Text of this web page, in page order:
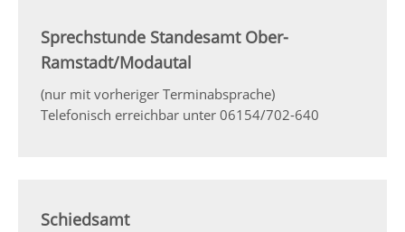
Sprechstunde Standesamt Ober-
Ramstadt/Modautal
(nur mit vorheriger Terminabsprache)
Telefonisch erreichbar unter 06154/702-640
Schiedsamt